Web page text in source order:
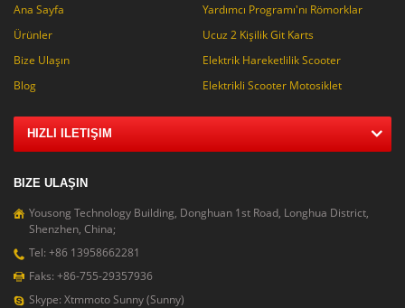
Ana Sayfa
Ürünler
Bize Ulaşın
Blog
Yardımcı Programı'nı Römorklar
Ucuz 2 Kişilik Git Karts
Elektrik Hareketlilik Scooter
Elektrikli Scooter Motosiklet
HIZLI ILETIŞIM
BIZE ULAŞIN
Yousong Technology Building, Donghuan 1st Road, Longhua District,
Shenzhen, China;
Tel: +86 13958662281
Faks: +86-755-29357936
Skype: Xtmmoto Sunny (Sunny)